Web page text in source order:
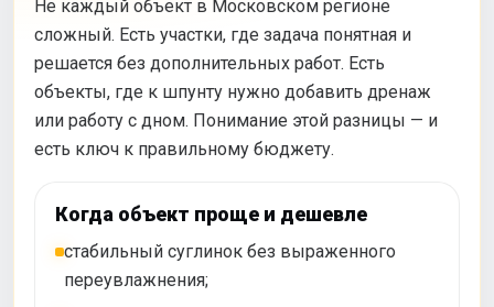
Не каждый объект в Московском регионе
сложный. Есть участки, где задача понятная и
решается без дополнительных работ. Есть
объекты, где к шпунту нужно добавить дренаж
или работу с дном. Понимание этой разницы — и
есть ключ к правильному бюджету.
Когда объект проще и дешевле
стабильный суглинок без выраженного
переувлажнения;